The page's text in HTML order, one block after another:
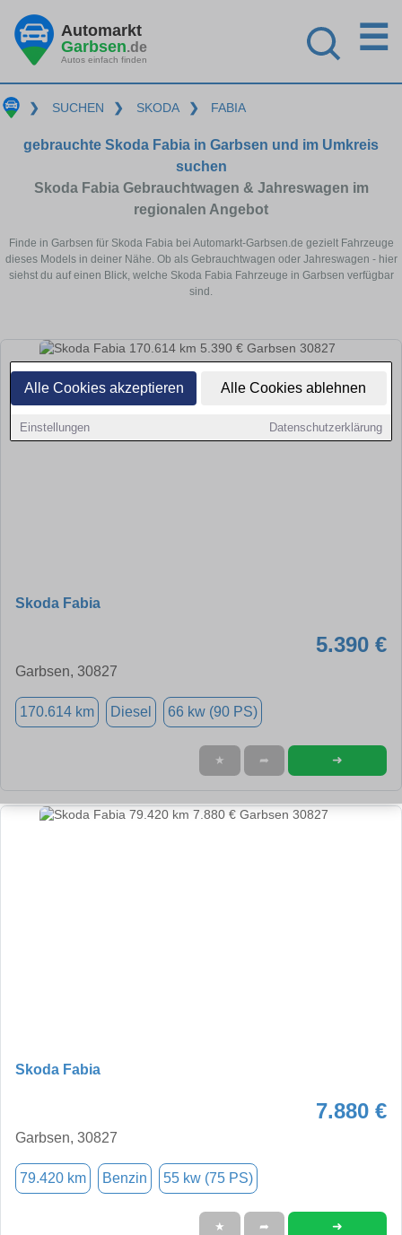
Alle Cookies akzeptieren Alle Cookies ablehnen
Einstellungen Datenschutzerklärung
Automarkt
Garbsen.de
Autos einfach finden
☰
❯ SUCHEN ❯ SKODA ❯ FABIA
gebrauchte Skoda Fabia in Garbsen und im Umkreis
suchen
Skoda Fabia Gebrauchtwagen & Jahreswagen im
regionalen Angebot
Finde in Garbsen für Skoda Fabia bei Automarkt-Garbsen.de gezielt Fahrzeuge
dieses Models in deiner Nähe. Ob als Gebrauchtwagen oder Jahreswagen - hier
siehst du auf einen Blick, welche Skoda Fabia Fahrzeuge in Garbsen verfügbar
sind.
Skoda Fabia
5.390 €
Garbsen, 30827
170.614 km Diesel 66 kw (90 PS)
★ ➦ ➜
Skoda Fabia
7.880 €
Garbsen, 30827
79.420 km Benzin 55 kw (75 PS)
★ ➦ ➜